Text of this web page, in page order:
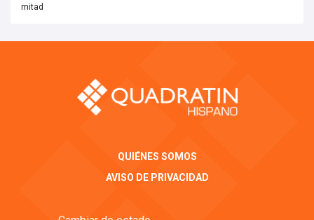
mitad
QUIÉNES SOMOS
AVISO DE PRIVACIDAD